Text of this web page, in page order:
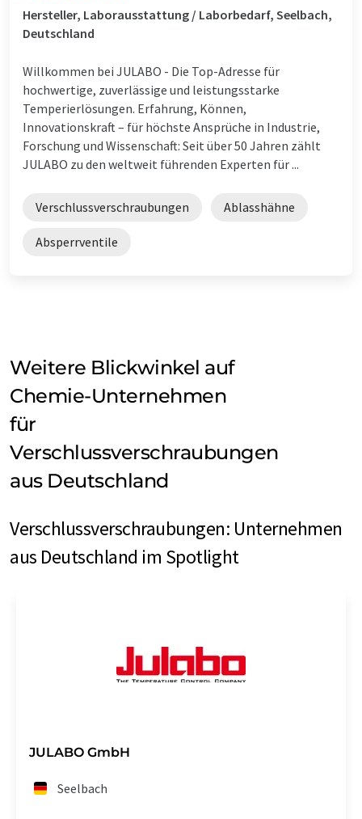
Hersteller, Laborausstattung / Laborbedarf, Seelbach,
Deutschland
Willkommen bei JULABO - Die Top-Adresse für
hochwertige, zuverlässige und leistungsstarke
Temperierlösungen. Erfahrung, Können,
Innovationskraft – für höchste Ansprüche in Industrie,
Forschung und Wissenschaft: Seit über 50 Jahren zählt
JULABO zu den weltweit führenden Experten für ...
Verschlussverschraubungen Ablasshähne
Absperrventile
Weitere Blickwinkel auf
Chemie-Unternehmen
für
Verschlussverschraubungen
aus Deutschland
Verschlussverschraubungen: Unternehmen
aus Deutschland im Spotlight
JULABO GmbH
Seelbach